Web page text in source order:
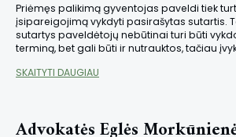
Priėmęs palikimą gyventojas paveldi tiek
įsipareigojimą vykdyti pasirašytas sutartis.
sutartys paveldėtojų nebūtinai turi būti
terminą, bet gali būti ir nutrauktos, tačiau
SKAITYTI DAUGIAU
Advokatės Eglės